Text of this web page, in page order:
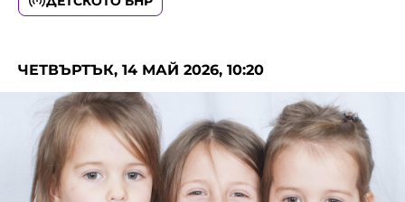
Чуйте
Приказки
Песнички
Искри
Интересен архив
Нашите гости
Фантазирай
Игри
ЧЕТВЪРТЪК, 14 МАЙ 2026, 10:20